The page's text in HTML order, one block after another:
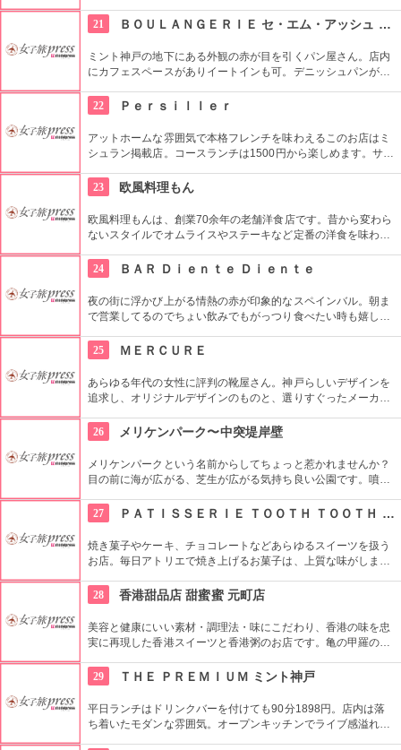
インを購入でき、ワイングラスなども販売しています。隣接さ
れているレストランではドイツ料理とそれに合ったドイツワイ
ンを飲むことができます。
21 ＢＯＵＬＡＮＧＥＲＩＥ セ・エム・アッシュ ミント神戸店
ミント神戸の地下にある外観の赤が目を引くパン屋さん。店内
にカフェスペースがありイートインも可。デニッシュパンが人
22
Ｐｅｒｓｉｌｌｅｒ
アットホームな雰囲気で本格フレンチを味わえるこのお店はミ
シュラン掲載店。コースランチは1500円から楽しめます。サラ
がちりばめられていて食感のハーモニーが絶妙。
23 欧風料理もん
欧風料理もんは、創業70余年の老舗洋食店です。昔から変わら
ないスタイルでオムライスやステーキなど定番の洋食を味わえ
使ってソースにまでこだわっています。テイクアウトできる
「ビフカツサンド」も人気です。上の階ではしゃぶしゃぶやす
き焼きも味わえます。
24 ＢＡＲ Ｄｉｅｎｔｅ Ｄｉｅｎｔｅ
夜の街に浮かび上がる情熱の赤が印象的なスペインバル。朝ま
で営業してるのでちょい飲みでもがっつり食べたい時も嬉しい
ですか？
25 ＭＥＲＣＵＲＥ
あらゆる年代の女性に評判の靴屋さん。神戸らしいデザインを
追求し、オリジナルデザインのものと、選りすぐったメーカー
ーズナブルで、まとめ買いできちゃうのも魅力的ですよね。
26 メリケンパーク〜中突堤岸壁
メリケンパークという名前からしてちょっと惹かれませんか？
目の前に海が広がる、芝生が広がる気持ち良い公園です。噴水
「メリケンシアター」のように屋外アートを楽しめるスペース
も。ここで、神戸ならではのランチを広げるのもいいですね。
27 ＰＡＴＩＳＳＥＲＩＥ ＴＯＯＴＨ ＴＯＯＴＨ サロン・ド・テラス
焼き菓子やケーキ、チョコレートなどあらゆるスイーツを扱う
お店。毎日アトリエで焼き上げるお菓子は、上質な味がしま
ており、テラス席も開放的でとても居心地がよいお店です。
28 香港甜品店 甜蜜蜜 元町店
美容と健康にいい素材・調理法・味にこだわり、香港の味を忠
実に再現した香港スイーツと香港粥のお店です。亀の甲羅の内
デトックス効果があります。現地に出向いて仕入れた約30種類
の中国茶は店頭でも購入可能です。
29 ＴＨＥ ＰＲＥＭＩＵＭ ミント神戸
平日ランチはドリンクバーを付けても90分1898円。店内は落
ち着いたモダンな雰囲気。オープンキッチンでライブ感溢れ、